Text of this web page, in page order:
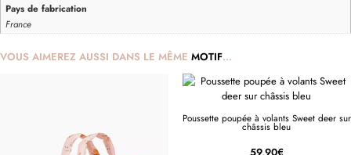
Pays de fabrication
France
VOUS AIMEREZ AUSSI DANS LE MÊME MOTIF…
Poussette poupée à volants Sweet deer sur
châssis bleu